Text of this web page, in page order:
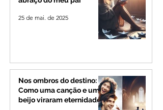
25 de mai. de 2025
Nos ombros do destino:
Como uma canção e um
beijo viraram eternidade